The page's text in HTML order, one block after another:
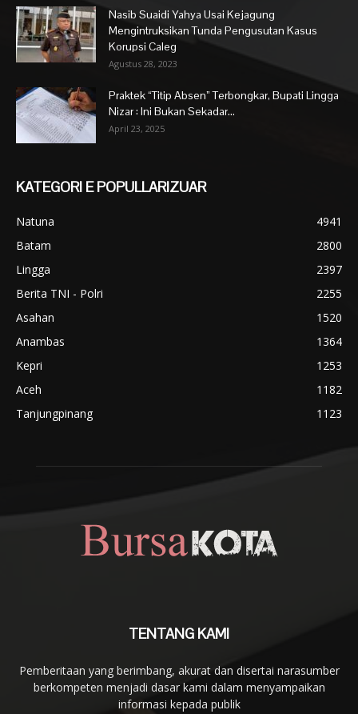
Nasib Suaidi Yahya Usai Kejagung
Mengintruksikan Tunda Pengusutan Kasus
Korupsi Caleg
Agustus 28, 2023
Praktek “Titip Absen” Terbongkar, Bupati Lingga
Nizar : Ini Bukan Sekadar...
April 23, 2025
KATEGORI E POPULLARIZUAR
Natuna
4941
Batam
2800
Lingga
2397
Berita TNI - Polri
2255
Asahan
1520
Anambas
1364
Kepri
1253
Aceh
1182
Tanjungpinang
1123
TENTANG KAMI
Pemberitaan yang berimbang, akurat dan disertai narasumber
berkompeten menjadi dasar kami dalam menyampaikan
informasi kepada publik